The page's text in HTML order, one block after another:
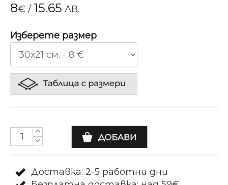
8€ / 15.65 ЛВ.
Изберете размер
Доставка: 2-5 работни дни